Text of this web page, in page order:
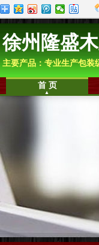
徐州隆盛
主要产品：专业生产包装
首 页